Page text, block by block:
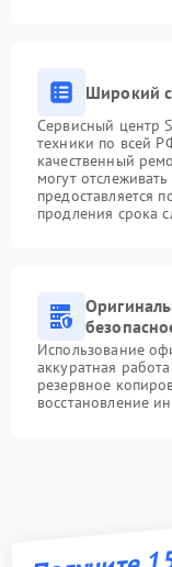
Широкий
Сервисный центр
техники по всей
качественный
могут
предоставляется
продления срока
Использование
аккуратная
резервное
восстановление